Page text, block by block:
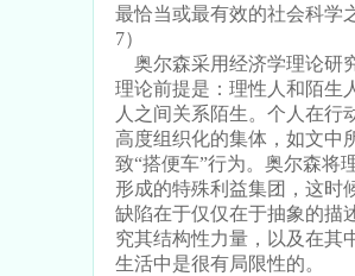
最恰当或最有效的社会科学
7）
奥尔森采用经济学理论研
理论前提是：理性人和陌生
人之间关系陌生。个人在
高度组织化的集体，如文中
致“搭便车”行为。奥尔森将
形成的特殊利益集团，这时
缺陷在于仅仅在于抽象的描
究其结构性力量，以及在其
生活中是很有局限性的。